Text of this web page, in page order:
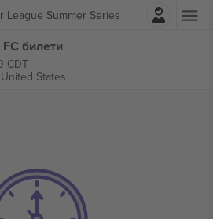
League Summer Series
Најави се
билети
CDT
States